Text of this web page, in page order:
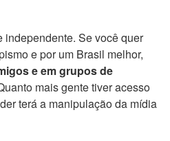
independente. Se você quer
e por um Brasil melhor,
e em grupos de
mais gente tiver acesso
terá a manipulação da mídia